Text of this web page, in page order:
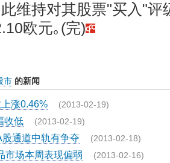
维持对其股票"买入"评
欧元｡(完)
市 的新闻
涨0.46% (2013-02-19)
收低 (2013-02-19)
通道中轨有争夺 (2013-02-18)
市场本周表现偏弱 (2013-02-16)